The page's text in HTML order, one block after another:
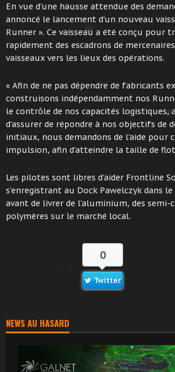
En vue d’une hausse attendue des
annoncé le lancement d’un nouveau
Runner ». Ce vaisseau a été conçu pour
rapidement des escadrons de
vaisseaux vers les lieux des opérations.
« Afin de ne pas dépendre de fabricants
construisons indépendamment nos
le contrôle de nos capacités logistiques,
d’assurer de répondre à nos objectifs de
initiaux, nous demandons de l’aide pour
impulsion, afin d’atteindre la taille de
Les pilotes sont libres d’aider Frontline
s’enregistrant au Dock Pawelczyk dans le
avant de livrer de l’aluminium, des semi-
polymères sur le marché local.
0
Twitter
NEWS AU HASARD